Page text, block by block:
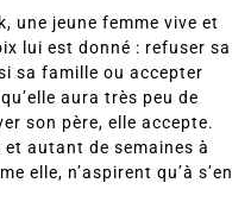
une jeune femme vive et
lui est donné : refuser sa
sa famille ou accepter
aura très peu de
son père, elle accepte.
autant de semaines à
elle, n’aspirent qu’à s’en